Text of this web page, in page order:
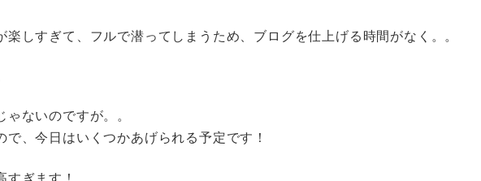
楽しすぎて、フルで潜ってしまうため、ブログを仕上げる時間がなく。。
ないのですが。。
で、今日はいくつかあげられる予定です！
ぎます！